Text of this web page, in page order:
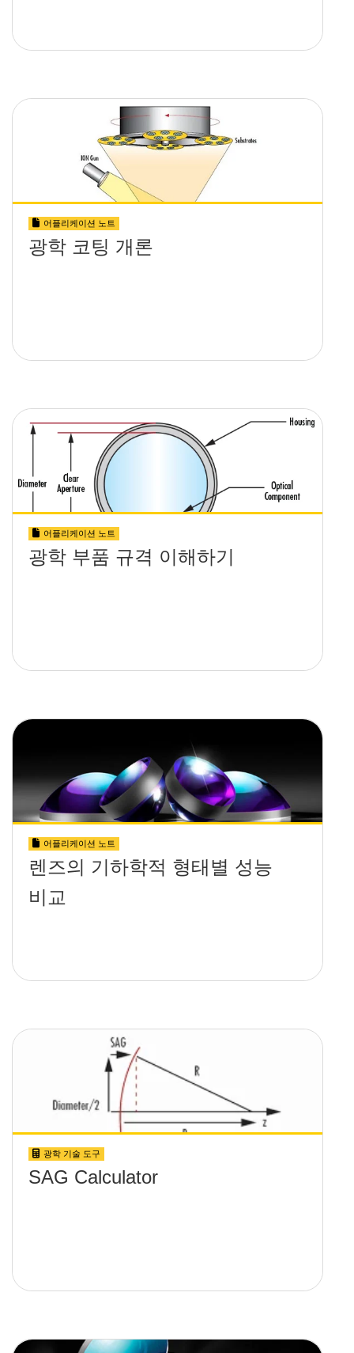
어플리케이션 노트
광학 코팅 개론
어플리케이션 노트
광학 부품 규격 이해하기
어플리케이션 노트
렌즈의 기하학적 형태별 성능
비교
광학 기술 도구
SAG Calculator